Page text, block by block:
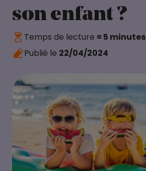
son enfant ?
Temps de lecture ≈ 5 minutes
Publié le 22/04/2024